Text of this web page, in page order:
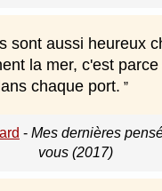
sont aussi heureux
la mer, c'est
chaque port.
- Mes dernières
vous (2017)